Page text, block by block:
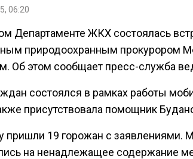
06:20
Департаменте ЖКХ состоялась
природоохранным прокурором
Об этом сообщает пресс-служба
состоялся в рамках работы
присутствовала помощник
пришли 19 горожан с заявлениями.
на ненадлежащее содержание